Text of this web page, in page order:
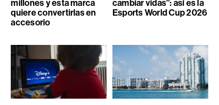
millones y esta marca
quiere convertirlas en
accesorio
cambiar vidas”: así es la
Esports World Cup 2026